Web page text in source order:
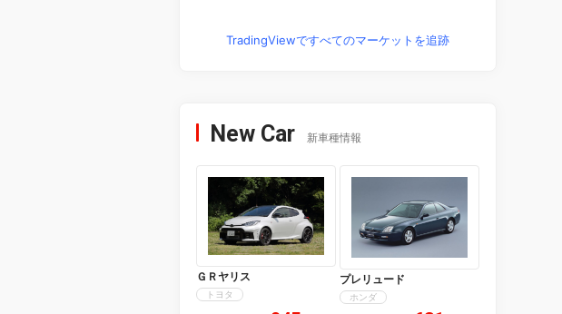
TradingViewですべてのマーケットを追跡
New Car 新車種情報
ＧＲヤリス
トヨタ
プレリュード
ホンダ